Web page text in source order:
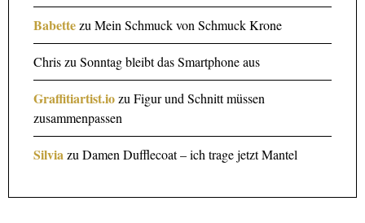
Babettezu Mein Schmuck von Schmuck Krone
Chriszu Sonntag bleibt das Smartphone aus
Graffitiartist.iozu Figur und Schnitt müssen
zusammenpassen
Silviazu Damen Dufflecoat – ich trage jetzt Mantel